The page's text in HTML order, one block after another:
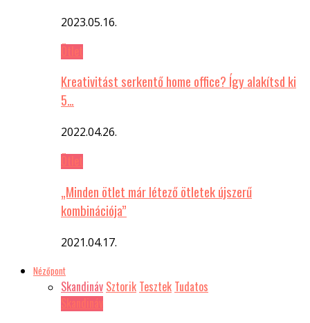
2023.05.16.
Kreativitást serkentő home office? Így alakítsd ki
5…
2022.04.26.
„Minden ötlet már létező ötletek újszerű
kombinációja”
2021.04.17.
Nézőpont
Skandináv Sztorik Tesztek Tudatos